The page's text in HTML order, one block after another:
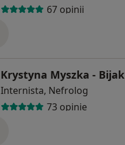
67 opinii
Krystyna Myszka - Bijak
Internista, Nefrolog
73 opinie